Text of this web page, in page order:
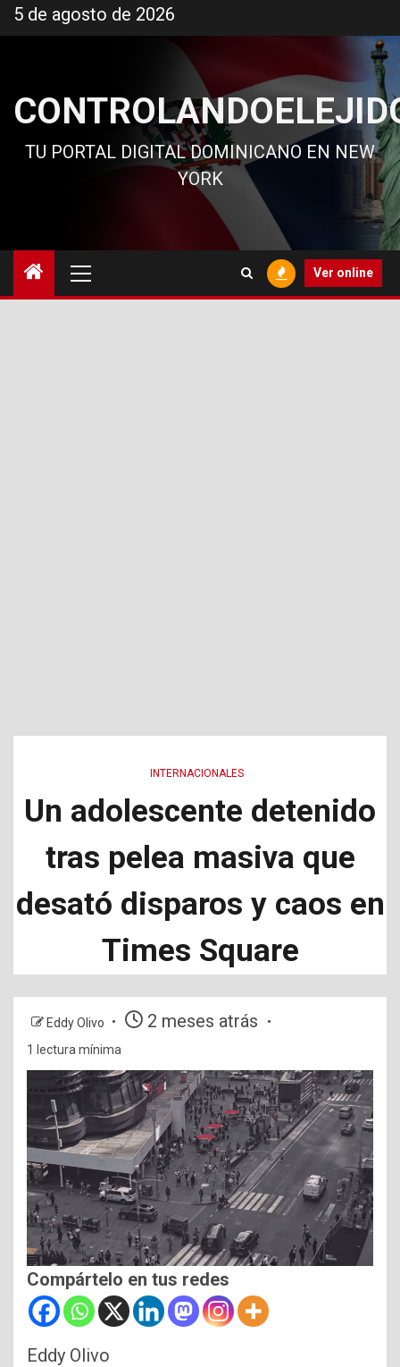
al
5 de agosto de 2026
TU PORTAL DIGITAL DOMINICANO EN NEW
YORK
principal
Ver online
INTERNACIONALES
Un adolescente detenido
tras pelea masiva que
desató disparos y caos en
Times Square
Eddy Olivo 2 meses atrás
1 lectura mínima
Compártelo en tus redes
Eddy Olivo